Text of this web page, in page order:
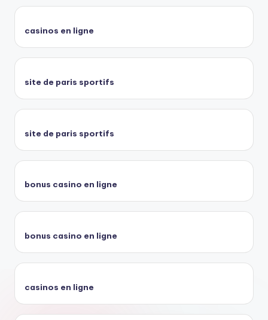
casinos en ligne
site de paris sportifs
site de paris sportifs
bonus casino en ligne
bonus casino en ligne
casinos en ligne